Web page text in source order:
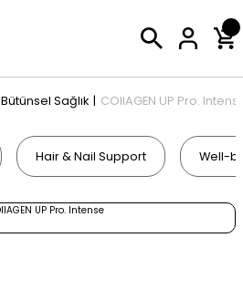
Bütünsel Sağlık COllAGEN UP Pro.
Hair & Nail Support Well-